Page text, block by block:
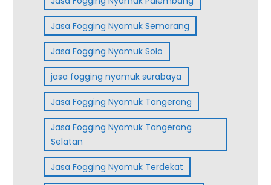
Jasa Fogging Nyamuk Semarang
Jasa Fogging Nyamuk Solo
jasa fogging nyamuk surabaya
Jasa Fogging Nyamuk Tangerang
Jasa Fogging Nyamuk Tangerang
Selatan
Jasa Fogging Nyamuk Terdekat